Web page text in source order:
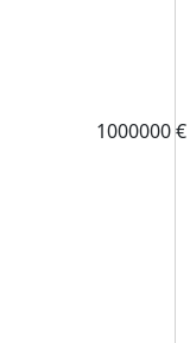
1000000 €